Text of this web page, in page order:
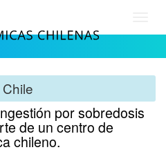
por sobredosis
de un centro de
chileno.